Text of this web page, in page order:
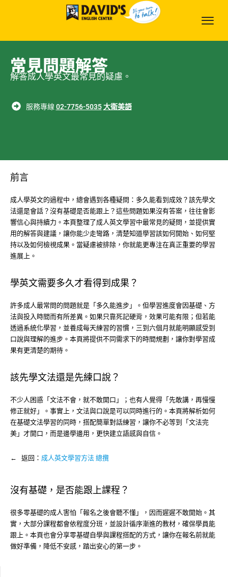
常見問題解答
解答成人學英文最常見的疑慮。
服務專線 02-7756-5035 大衛美語
前言
成人學英文的過程中，總會遇到各種疑問：多久能看到成效？該先學文
法還是會話？沒有基礎是否能跟上？這些問題如果沒有答案，往往會影
響信心與持續力。本頁整理了成人英文學習中最常見的疑問，並提供實
用的解答與建議，讓你能少走彎路，清楚知道學習該如何開始、如何堅
持以及如何檢視成果。當疑慮被排除，你就能更專注在真正重要的學習
進展上。
學英文需要多久才看得到成果？
許多成人最常問的問題就是「多久能進步」。但學習進度會因基礎、方
法與投入時間而有所差異。如果只靠死記硬背，效果可能有限；但若能
透過系統化學習，並養成每天練習的習慣，三到六個月就能明顯感受到
口說與理解的進步。本頁將提供不同需求下的時間規劃，讓你對學習成
果有更清楚的期待。
該先學文法還是先練口說？
不少人困惑「文法不會，就不敢開口」；也有人覺得「先敢講，再慢慢
修正就好」。事實上，文法與口說是可以同時進行的。本頁將解析如何
在基礎文法學習的同時，搭配簡單對話練習，讓你不必等到「文法完
美」才開口，而是邊學邊用，更快建立語感與自信。
← 返回： 成人英文學習方法 總攬
沒有基礎，是否能跟上課程？
很多零基礎的成人害怕「報名之後會聽不懂」，因而遲遲不敢開始。其
實，大部分課程都會依程度分班，並設計循序漸進的教材，確保學員能
跟上。本頁也會分享零基礎自學與課程搭配的方式，讓你在報名前就能
做好準備，降低不安感，踏出安心的第一步。